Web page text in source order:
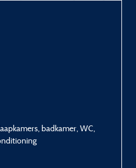
badkamer, WC,